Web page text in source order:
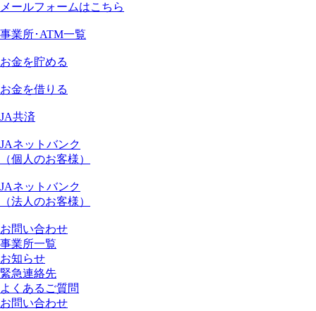
メールフォームはこちら
事業所･ATM一覧
お金を貯める
お金を借りる
JA共済
JAネットバンク
（個人のお客様）
JAネットバンク
（法人のお客様）
お問い合わせ
事業所一覧
お知らせ
緊急連絡先
よくあるご質問
お問い合わせ